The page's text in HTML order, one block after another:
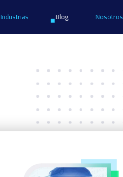
Industrias Blog Nosotros